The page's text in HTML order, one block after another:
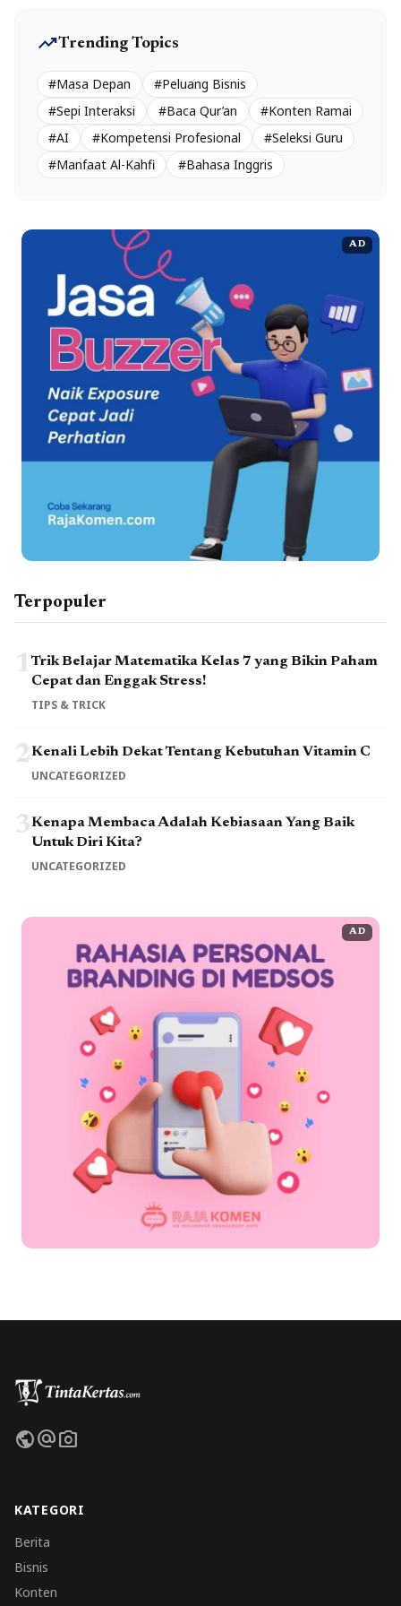
trending_upTrending Topics
#Masa Depan
#Peluang Bisnis
#Sepi Interaksi
#Baca Qur’an
#Konten Ramai
#AI
#Kompetensi Profesional
#Seleksi Guru
#Manfaat Al-Kahfi
#Bahasa Inggris
AD
Terpopuler
1Trik Belajar Matematika Kelas 7 yang Bikin Paham
Cepat dan Enggak Stress!
TIPS & TRICK
2Kenali Lebih Dekat Tentang Kebutuhan Vitamin C
UNCATEGORIZED
3Kenapa Membaca Adalah Kebiasaan Yang Baik
Untuk Diri Kita?
UNCATEGORIZED
AD
publicalternate_emailphoto_camera
KATEGORI
Berita
Bisnis
Konten